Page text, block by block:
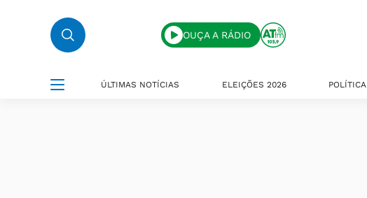
OUÇA A RÁDIO
ÚLTIMAS NOTÍCIAS ELEIÇÕES 2026 POLÍTICA